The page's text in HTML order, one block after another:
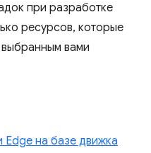
при разработке
ресурсов, которые
выбранным вами
Edge на базе движка